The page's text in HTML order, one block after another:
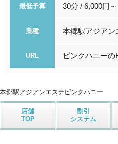
最低予算 30分 / 6,000円～
業種 本郷駅アジアン
URL ピンクハニーの
本郷駅アジアンエステ ピンクハニー
店舗
TOP
割引
システム